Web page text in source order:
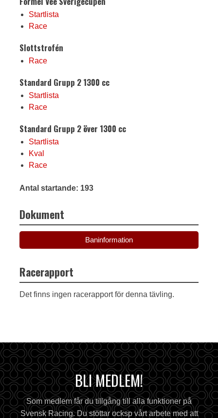
Startlista
Race
Slottstrofén
Race
Standard Grupp 2 1300 cc
Startlista
Race
Standard Grupp 2 över 1300 cc
Startlista
Kval
Race
Antal startande: 193
Dokument
Baninformation
Racerapport
Det finns ingen racerapport för denna tävling.
BLI MEDLEM!
Som medlem får du tillgång till alla funktioner på
Svensk Racing. Du stöttar ocksp vårt arbete med att